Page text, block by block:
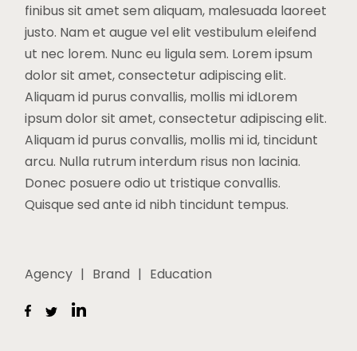
finibus sit amet sem aliquam, malesuada laoreet
justo. Nam et augue vel elit vestibulum eleifend
ut nec lorem. Nunc eu ligula sem. Lorem ipsum
dolor sit amet, consectetur adipiscing elit.
Aliquam id purus convallis, mollis mi idLorem
ipsum dolor sit amet, consectetur adipiscing elit.
Aliquam id purus convallis, mollis mi id, tincidunt
arcu. Nulla rutrum interdum risus non lacinia.
Donec posuere odio ut tristique convallis.
Quisque sed ante id nibh tincidunt tempus.
Agency Brand Education